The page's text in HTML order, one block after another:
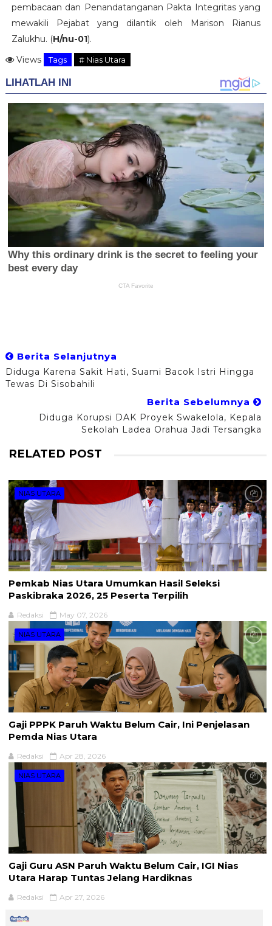
pembacaan dan Penandatanganan Pakta Integritas yang
mewakili Pejabat yang dilantik oleh Marison Rianus
Zalukhu. (H/nu-01).
Views
Tags # Nias Utara
Berita Selanjutnya
Diduga Karena Sakit Hati, Suami Bacok Istri Hingga
Tewas Di Sisobahili
Berita Sebelumnya
Diduga Korupsi DAK Proyek Swakelola, Kepala
Sekolah Ladea Orahua Jadi Tersangka
RELATED POST
NIAS UTARA
Pemkab Nias Utara Umumkan Hasil Seleksi
Paskibraka 2026, 25 Peserta Terpilih
Redaksi May 07, 2026
NIAS UTARA
Gaji PPPK Paruh Waktu Belum Cair, Ini Penjelasan
Pemda Nias Utara
Redaksi Apr 28, 2026
NIAS UTARA
Gaji Guru ASN Paruh Waktu Belum Cair, IGI Nias
Utara Harap Tuntas Jelang Hardiknas
Redaksi Apr 27, 2026